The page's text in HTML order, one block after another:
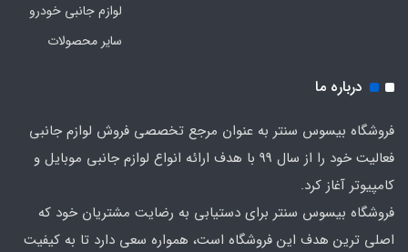
لوازم جانبی خودرو
سایر محصولات
درباره ما
فروشگاه بیسوس سنتر به عنوان مرجع تخصصی فروش لوازم جانبی
فعالیت خود را از سال 99 با هدف ارائه انواع لوازم جانبی موبایل و
کامپیوتر آغاز کرد.
فروشگاه بیسوس سنتر برای دستیابی به رضایت مشتریان خود که
اصلی‌ ترین هدف این فروشگاه است، همواره سعی دارد تا به کیفیت